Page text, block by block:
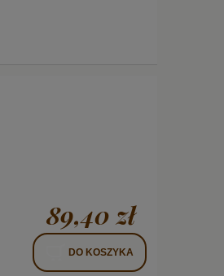
89,40 zł
DO KOSZYKA